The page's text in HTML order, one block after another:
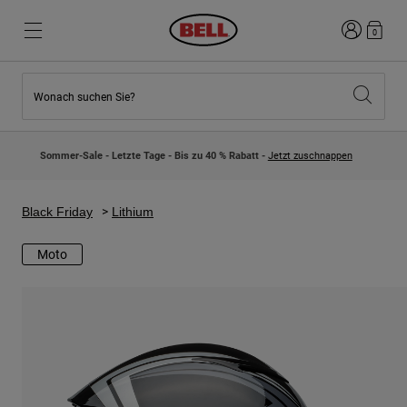
Neuzugänge
Kinder Motocrosshelme
Entdecken Moto
Neuzugänge
Lifestyle
Road & Gravel
Anmelden
0
Wonach suchen Sie?
Sommer-Sale - Letzte Tage - Bis zu 40 % Rabatt - Jetzt zuschnappen
Black Friday Lithium
Moto